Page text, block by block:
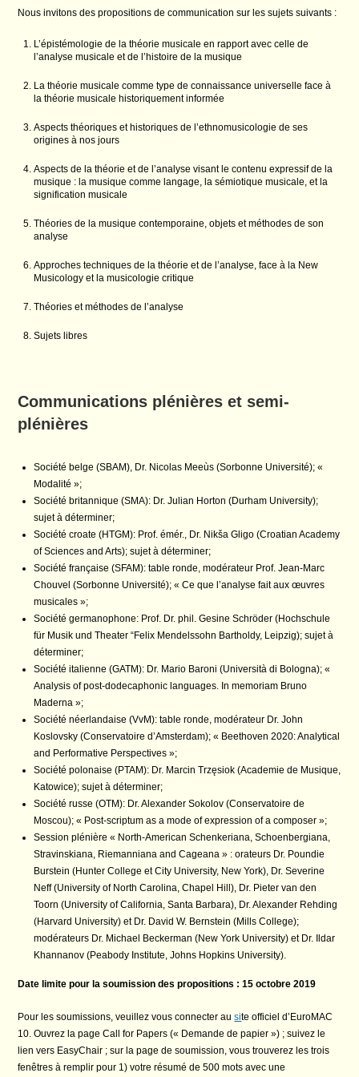
Nous invitons des propositions de communication sur les sujets suivants :
L’épistémologie de la théorie musicale en rapport avec celle de
l’analyse musicale et de l’histoire de lamusique
La théorie musicale comme type de connaissance universelle face à
la théorie musicale historiquementinformée
Aspects théoriques et historiques de l’ethnomusicologie de ses
origines à nos jours
Aspects de la théorie et de l’analyse visant lecontenu expressif de la
musique : la musique comme langage, la sémiotique musicale, et la
signification musicale
Théories de la musique contemporaine, objets etméthodes de son
analyse
Approches techniques de la théorie et de l’analyse, face à la New
Musicologyet la musicologie critique
Théories et méthodes de l’analyse
Sujets libres
Communications plénières et semi-
plénières
Société belge (SBAM), Dr. Nicolas Meeùs (Sorbonne Université); «
Modalité »;
Société britannique (SMA): Dr. Julian Horton (Durham University);
sujet à déterminer;
Société croate (HTGM): Prof. émér., Dr. Nikša Gligo (Croatian Academy
of Sciences and Arts); sujetà déterminer;
Société française (SFAM): table ronde, modérateur Prof. Jean-Marc
Chouvel (Sorbonne Université); « Ce que l’analyse fait aux œuvres
musicales »;
Société germanophone: Prof. Dr. phil. Gesine Schröder (Hochschule
für Musik und Theater “Felix Mendelssohn Bartholdy, Leipzig); sujet à
déterminer;
Société italienne (GATM): Dr. Mario Baroni (Università di Bologna); «
Analysis of post-dodecaphonic languages. In memoriam Bruno
Maderna »;
Société néerlandaise (VvM): table ronde, modérateur Dr. John
Koslovsky (Conservatoired’Amsterdam); « Beethoven 2020: Analytical
and Performative Perspectives »;
Société polonaise (PTAM): Dr. Marcin Trzęsiok (Academie de Musique,
Katowice); sujet àdéterminer;
Société russe (OTM): Dr. Alexander Sokolov (Conservatoire de
Moscou); « Post-scriptum as amode of expression of a composer »;
Session plénière « North-American Schenkeriana, Schoenbergiana,
Stravinskiana, Riemannianaand Cageana » : orateurs Dr. Poundie
Burstein (Hunter College et City University, New York), Dr. Severine
Neff (University of North Carolina, Chapel Hill), Dr. Pieter van den
Toorn (Universityof California, Santa Barbara), Dr. Alexander Rehding
(Harvard University) et Dr. David W. Bernstein(Mills College);
modérateurs Dr. Michael Beckerman(New York University) et Dr. Ildar
Khannanov(Peabody Institute, Johns Hopkins University).
Date limite pour la soumission des propositions : 15 octobre 2019
Pour les soumissions, veuillez vous connecter ausite officiel d’EuroMAC
10. Ouvrez la pageCall for Papers (« Demande de papier ») ; suivez le
lien vers EasyChair ; sur la page desoumission, vous trouverez les trois
fenêtres à remplir pour 1) votre résumé de 500 mots avec une